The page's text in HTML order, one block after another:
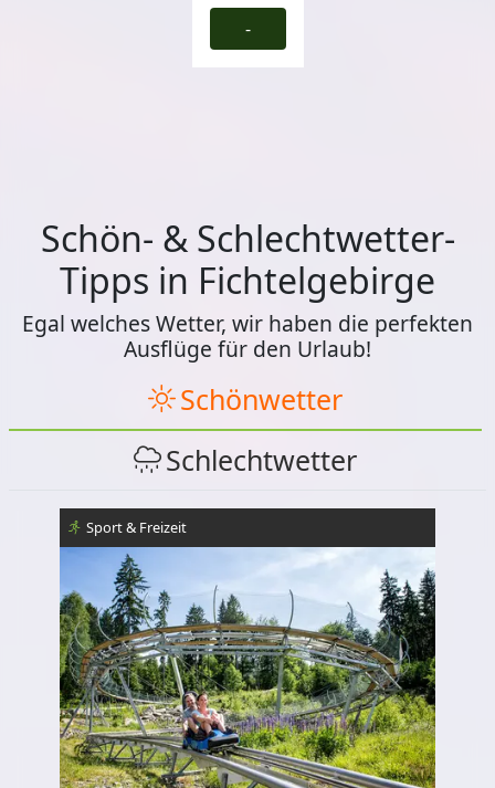
-
Schön- & Schlechtwetter-
Tipps in Fichtelgebirge
Egal welches Wetter, wir haben die perfekten
Ausflüge für den Urlaub!
Schönwetter
Schlechtwetter
Sport & Freizeit